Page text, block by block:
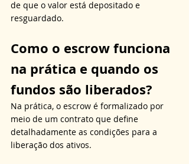
de que o valor está depositado e
resguardado.
Como o escrow funciona
na prática e quando os
fundos são liberados?
Na prática, o escrow é formalizado por
meio de um contrato que define
detalhadamente as condições para a
liberação dos ativos.